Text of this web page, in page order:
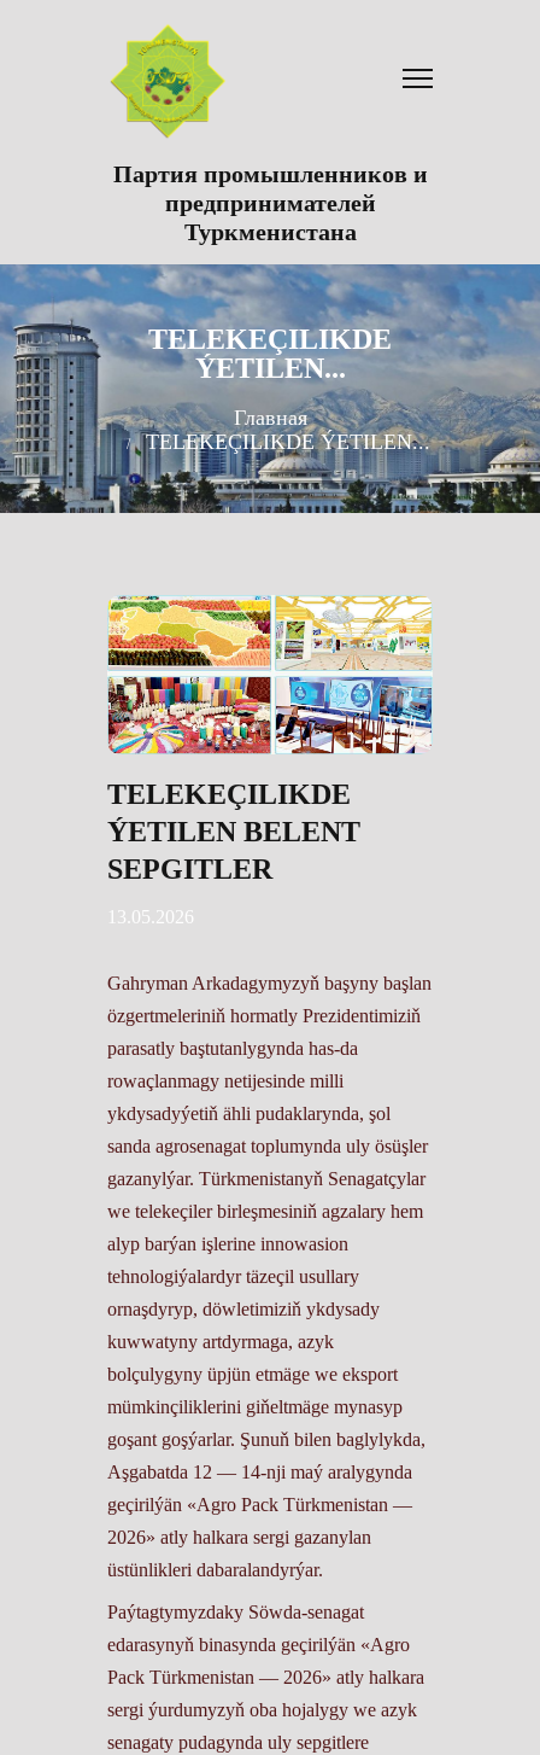
Партия промышленников и
предпринимателей
Туркменистана
TELEKEÇILIKDE
ÝETILEN...
Главная
TELEKEÇILIKDE ÝETILEN...
TELEKEÇILIKDE
ÝETILEN BELENT
SEPGITLER
13.05.2026
Gahryman Arkadagymyzyň başyny başlan
özgertmeleriniň hormatly Prezidentimiziň
parasatly baştutanlygynda has-da
rowaçlanmagy netijesinde milli
ykdysadyýetiň ähli pudaklarynda, şol
sanda agrosenagat toplumynda uly ösüşler
gazanylýar. Türkmenistanyň Senagatçylar
we telekeçiler birleşmesiniň agzalary hem
alyp barýan işlerine innowasion
tehnologiýalardyr täzeçil usullary
ornaşdyryp, döwletimiziň ykdysady
kuwwatyny artdyrmaga, azyk
bolçulygyny üpjün etmäge we eksport
mümkinçiliklerini giňeltmäge mynasyp
goşant goşýarlar. Şunuň bilen baglylykda,
Aşgabatda 12 — 14-nji maý aralygynda
geçirilýän «Agro Pack Türkmenistan —
2026» atly halkara sergi gazanylan
üstünlikleri dabaralandyrýar.
Paýtagtymyzdaky Söwda-senagat
edarasynyň binasynda geçirilýän «Agro
Pack Türkmenistan — 2026» atly halkara
sergi ýurdumyzyň oba hojalygy we azyk
senagaty pudagynda uly sepgitlere